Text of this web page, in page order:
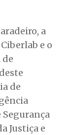
a
e o
de
Segurança
Justiça e